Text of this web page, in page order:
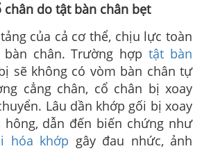
chân do tật bàn chân bẹt
của cả cơ thể, chịu lực toàn
bàn chân. Trường hợptật bàn
sẽ không có vòm bàn chân tự
cẳng chân, cổ chân bị xoay
Lâu dần khớp gối bị xoay
hông, dẫn đến biến chứng như
hóa khớp gây đau nhức, ảnh